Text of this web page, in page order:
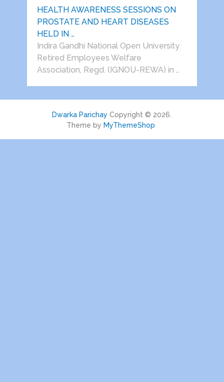
HEALTH AWARENESS SESSIONS ON
PROSTATE AND HEART DISEASES
HELD IN …
Indira Gandhi National Open University
Retired Employees Welfare
Association, Regd. (IGNOU-REWA) in …
Dwarka Parichay Copyright © 2026.
Theme by MyThemeShop